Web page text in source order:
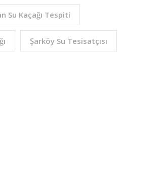
Su Kaçağı Tespiti
Şarköy Su Tesisatçısı